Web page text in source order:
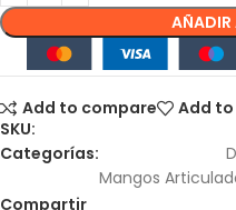
AÑADIR
Add to compare
Add
SKU:
Categorías:
Mangos
Compartir